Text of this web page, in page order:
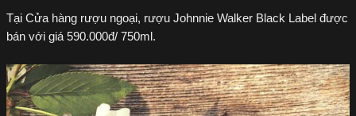
Tại Cửa hàng rượu ngoại, rượu Johnnie Walker Black Label được
bán với giá 590.000đ/ 750ml.